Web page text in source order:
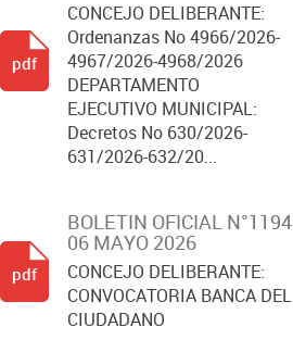
CONCEJO DELIBERANTE:
Ordenanzas No 4966/2026-
4967/2026-4968/2026
DEPARTAMENTO
EJECUTIVO MUNICIPAL:
Decretos No 630/2026-
631/2026-632/20...
pdf
BOLETIN OFICIAL N°1194
06 MAYO 2026
CONCEJO DELIBERANTE:
CONVOCATORIA BANCA DEL
CIUDADANO
pdf